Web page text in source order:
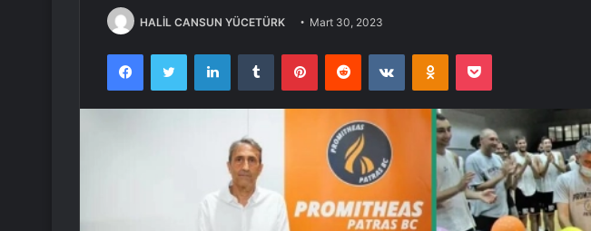
HALİL CANSUN YÜCETÜRK Mart 30, 2023
FacebookTwitter LinkedInTumblr PinterestReddit VKontakteOdnoklassniki
Pocket